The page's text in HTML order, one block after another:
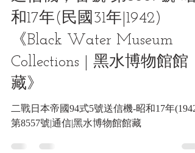
送信機，番號 第8557號-昭
和17年(民國31年|1942)
《Black Water Museum
Collections | 黑水博物館館
藏》
第8557號|通信|黑水博物館館藏